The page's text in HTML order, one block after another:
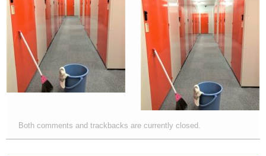
Both comments and trackbacks are currently closed.